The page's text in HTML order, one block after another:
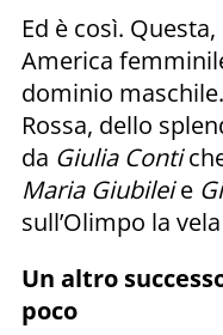
Ed è così.
America
dominio
Rossa, dello
da Giulia Conti
Maria Giubileie
sull’Olimpo la
Un altro
poco